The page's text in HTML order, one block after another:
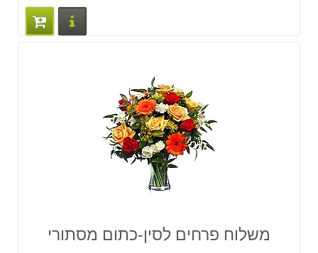
פרטים
משלוח פרחים לסין-כתום מסתורי